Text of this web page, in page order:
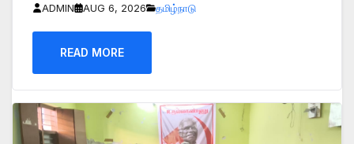
ADMIN AUG 6, 2026 தமிழ்நாடு
READ MORE